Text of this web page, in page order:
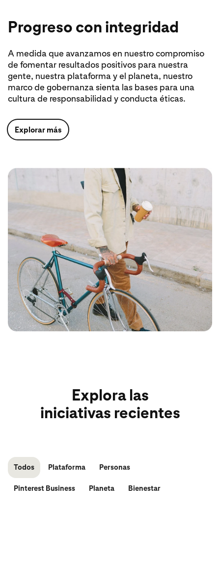
Progreso con integridad
A medida que avanzamos en nuestro compromiso
de fomentar resultados positivos para nuestra
gente, nuestra plataforma y el planeta, nuestro
marco de gobernanza sienta las bases para una
cultura de responsabilidad y conducta éticas.
Explorar más
Explora las
iniciativas recientes
Todos Plataforma Personas
Pinterest Business Planeta Bienestar